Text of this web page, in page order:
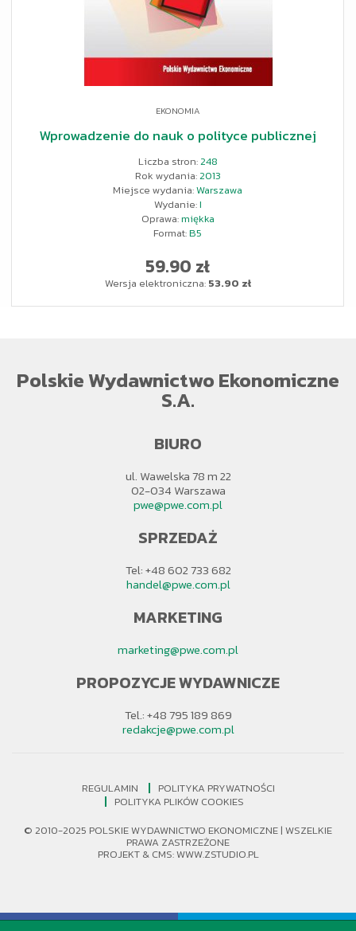
EKONOMIA
Wprowadzenie do nauk o polityce publicznej
Liczba stron:248
Rok wydania:2013
Miejsce wydania:Warszawa
Wydanie:I
Oprawa:miękka
Format:B5
59.90 zł
Wersja elektroniczna: 53.90 zł
Polskie Wydawnictwo Ekonomiczne
S.A.
BIURO
ul. Wawelska 78 m 22
02-034 Warszawa
pwe@pwe.com.pl
SPRZEDAŻ
Tel: +48 602 733 682
handel@pwe.com.pl
MARKETING
marketing@pwe.com.pl
PROPOZYCJE WYDAWNICZE
Tel.: +48 795 189 869
redakcje@pwe.com.pl
REGULAMIN
POLITYKA PRYWATNOŚCI
POLITYKA PLIKÓW COOKIES
© 2010-2025 POLSKIE WYDAWNICTWO EKONOMICZNE | WSZELKIE
PRAWA ZASTRZEŻONE
PROJEKT & CMS:WWW.ZSTUDIO.PL